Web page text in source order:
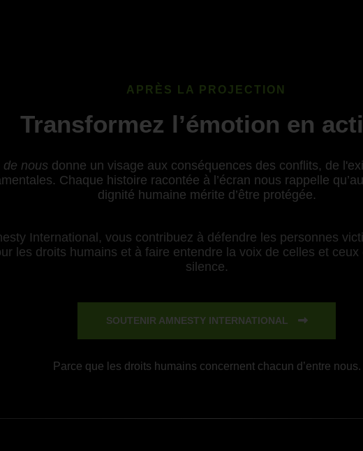
APRÈS LA PROJECTION
Transformez l’émotion en
de nous donne un visage aux conséquences des conflits, de
Chaque histoire racontée à l’écran nous rappelle
dignité humaine mérite d’être protégée.
International, vous contribuez à défendre les personnes
les droits humains et à faire entendre la voix de celles et
silence.
SOUTENIR AMNESTY INTERNATIONAL
Parce que les droits humains concernent chacun d’entre nous.